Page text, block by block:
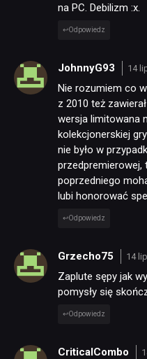
na PC. Debilizm :x.
Odpowiedz
JohnnyG93 14
Nie rozumiem co
z 2010 też
wersja limitowana
kolekcjonerskiej
nie było w
przedpremierowej,
poprzedniego
lubi honorować
Odpowiedz
Grzecho75 14
Zaplute sępy jak
pomysły się
Odpowiedz
CriticalCombo